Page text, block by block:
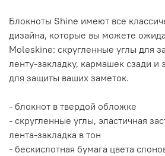
Блокноты Shine имеют все
дизайна, которые вы можете
Moleskine: скругленные углы для
ленту-закладку, кармашек сзади и
для защиты ваших заметок.
- блокнот в твердой обложке
- скругленные углы, эластичная
лента-закладка в тон
- бескислотная бумага цвета